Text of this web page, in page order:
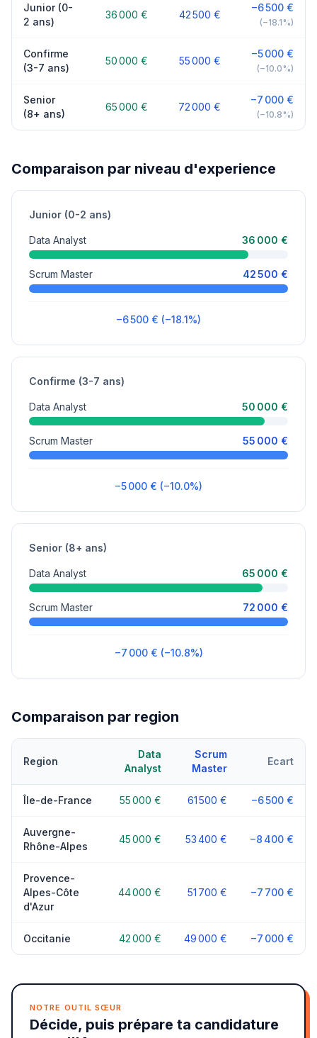
Junior (0-
2 ans)
36 000 € 42 500 €
−6 500 €
(−18.1%)
Confirme
(3-7 ans)
50 000 € 55 000 €
−5 000 €
(−10.0%)
Senior
(8+ ans)
65 000 € 72 000 €
−7 000 €
(−10.8%)
Comparaison par niveau d'experience
Junior (0-2 ans)
Data Analyst 36 000 €
Scrum Master 42 500 €
−6 500 € (−18.1%)
Confirme (3-7 ans)
Data Analyst 50 000 €
Scrum Master 55 000 €
−5 000 € (−10.0%)
Senior (8+ ans)
Data Analyst 65 000 €
Scrum Master 72 000 €
−7 000 € (−10.8%)
Comparaison par region
Region
Data
Analyst
Scrum
Master
Ecart
Île-de-France 55 000 € 61 500 € −6 500 €
Auvergne-
Rhône-Alpes
45 000 € 53 400 € −8 400 €
Provence-
Alpes-Côte
d'Azur
44 000 € 51 700 € −7 700 €
Occitanie 42 000 € 49 000 € −7 000 €
NOTRE OUTIL SŒUR
Décide, puis prépare ta candidature